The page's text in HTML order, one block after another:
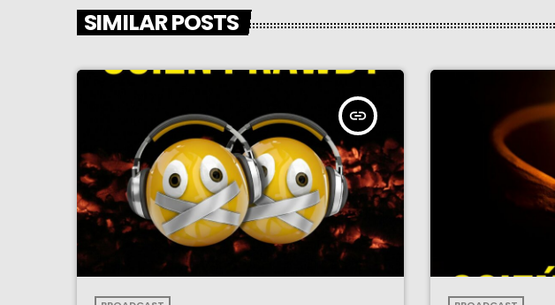
SIMILAR POSTS
insert_link